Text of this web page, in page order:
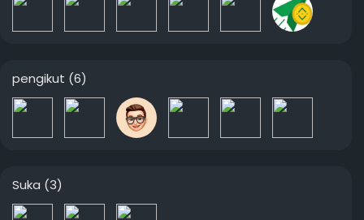
pengikut (6)
Suka (3)